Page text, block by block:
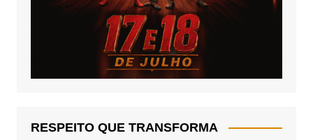
RESPEITO QUE TRANSFORMA